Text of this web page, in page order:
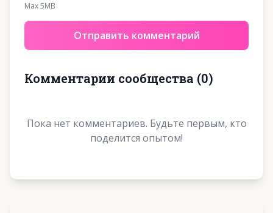
Max 5MB
Отправить комментарий
Комментарии сообщества (0)
Пока нет комментариев. Будьте первым, кто
поделится опытом!